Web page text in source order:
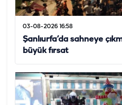
03-08-2026 16:58
Şanlıurfa’da sahneye
büyük fırsat